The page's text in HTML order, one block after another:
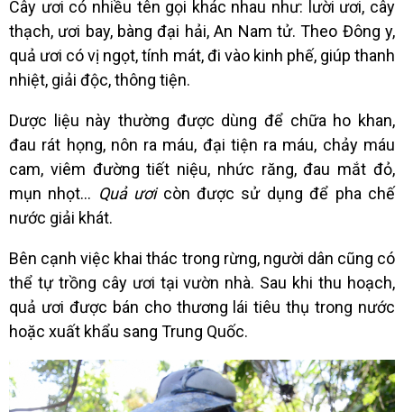
Cây ươi có nhiều tên gọi khác nhau như: lười ươi, cây
thạch, ươi bay, bàng đại hải, An Nam tử. Theo Đông y,
quả ươi có vị ngọt, tính mát, đi vào kinh phế, giúp thanh
nhiệt, giải độc, thông tiện.
Dược liệu này thường được dùng để chữa ho khan,
đau rát họng, nôn ra máu, đại tiện ra máu, chảy máu
cam, viêm đường tiết niệu, nhức răng, đau mắt đỏ,
mụn nhọt… Quả ươicòn được sử dụng để pha chế
nước giải khát.
Bên cạnh việc khai thác trong rừng, người dân cũng có
thể tự trồng cây ươi tại vườn nhà. Sau khi thu hoạch,
quả ươi được bán cho thương lái tiêu thụ trong nước
hoặc xuất khẩu sang Trung Quốc.